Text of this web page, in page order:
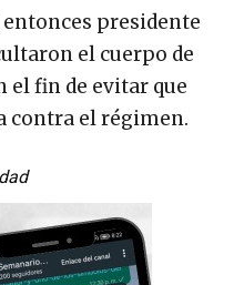
presidente
el cuerpo de
el fin de evitar que
contra el régimen.